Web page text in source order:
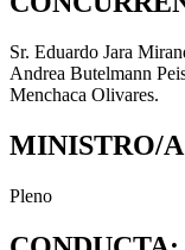
Sr. Eduardo Jara
Andrea Butelmann
Menchaca Olivares.
MINISTRO/
Pleno